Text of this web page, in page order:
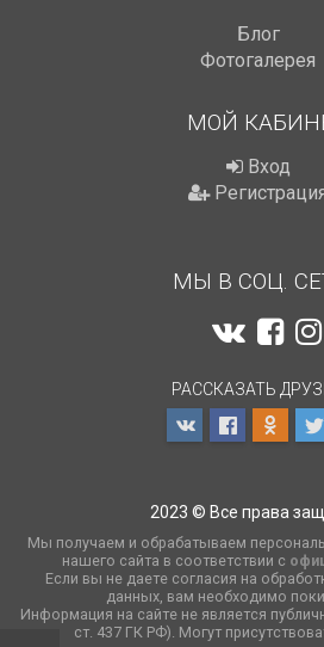
Блог
Фотогалерея
МОЙ
Вход
МЫ В СОЦ.
РАССКАЗАТЬ
2023 © Все права
Мы получаем и обрабатываем
нашего сайта в соответствии с
Если вы не даете согласия на
данных, вам необходимо
Информация на сайте не является
cт. 437 ГК РФ). Могут